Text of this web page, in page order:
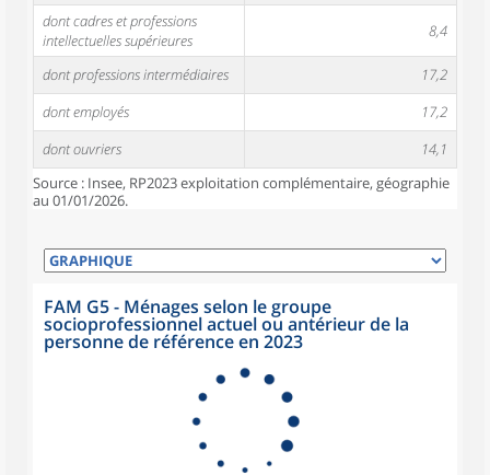
dont cadres et professions
intellectuelles supérieures
8,4
dont professions intermédiaires
17,2
dont employés
17,2
dont ouvriers
14,1
Source : Insee, RP2023 exploitation complémentaire, géographie
au 01/01/2026.
FAM G5 - Ménages selon le groupe
socioprofessionnel actuel ou antérieur de la
personne de référence en 2023